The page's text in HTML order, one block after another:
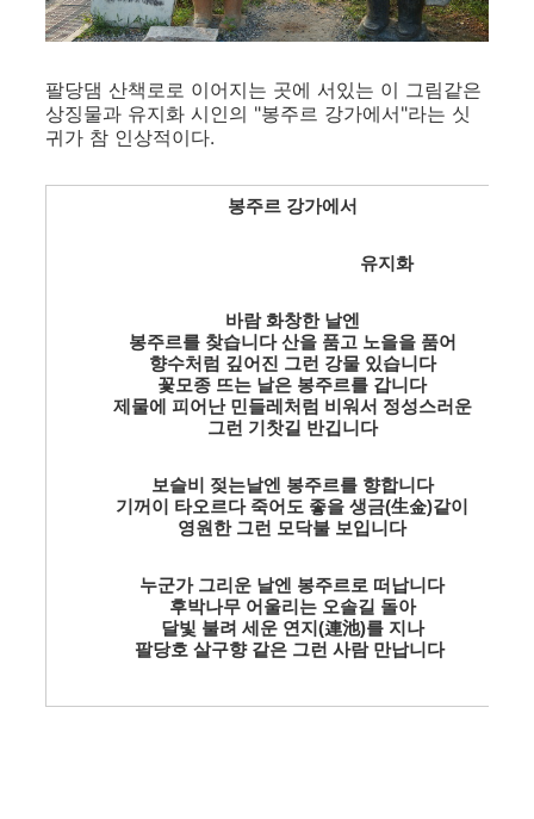
팔당댐 산책로로 이어지는 곳에 서있는 이 그림같은
상징물과 유지화 시인의 "봉주르 강가에서"라는 싯
귀가 참 인상적이다.
봉주르 강가에서
유지화
바람 화창한 날엔
봉주르를 찾습니다 산을 품고 노을을 품어
향수처럼 깊어진 그런 강물 있습니다
꽃모종 뜨는 날은 봉주르를 갑니다
제물에 피어난 민들레처럼 비워서 정성스러운
그런 기찻길 반깁니다
보슬비 젖는날엔 봉주르를 향합니다
기꺼이 타오르다 죽어도 좋을 생금(生金)같이
영원한 그런 모닥불 보입니다
누군가 그리운 날엔 봉주르로 떠납니다
후박나무 어울리는 오솔길 돌아
달빛 불려 세운 연지(連池)를 지나
팔당호 살구향 같은 그런 사람 만납니다